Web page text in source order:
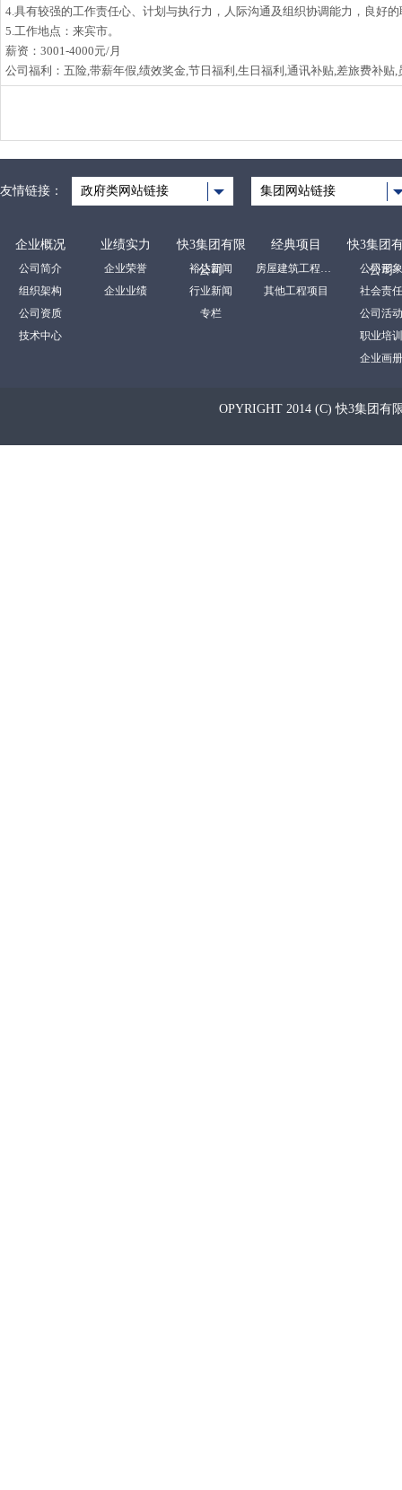
4.具有较强的工作责任心、计划与执行力，人际沟通及组织协调能力，良好
5.工作地点：来宾市。
薪资：3001-4000元/月
公司福利：五险,带薪年假,绩效奖金,节日福利,生日福利,通讯补贴,差旅费补贴
友情链接： 政府类网站链接 集团网站链接
企业概况
公司简介
组织架构
公司资质
技术中心
业绩实力
企业荣誉
企业业绩
快3集团有限
公司
裕达新闻
行业新闻
专栏
经典项目
房屋建筑工程项目
其他工程项目
快3集团
公司
公司形象
社会责任
公司活动
职业培训
企业画册
OPYRIGHT 2014 (C) 快3集团有